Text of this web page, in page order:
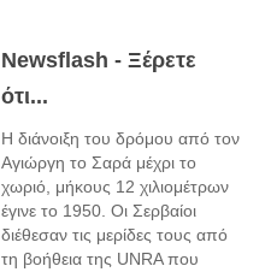
Newsflash - Ξέρετε
ότι...
Η διάνοιξη του δρόμου από τον
Αγιώργη το Σαρά μέχρι το
χωριό, μήκους 12 χιλιομέτρων
έγινε το 1950. Οι Σερβαίοι
διέθεσαν τις μερίδες τους από
τη βοήθεια της UNRA που